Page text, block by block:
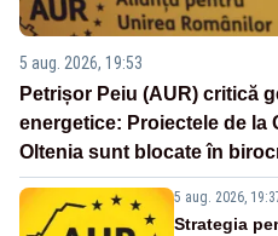
5 aug. 2026, 19:53
Petrișor Peiu (AUR) critică
energetice: Proiectele de la
Oltenia sunt blocate în
5 aug. 2026,
Strategia